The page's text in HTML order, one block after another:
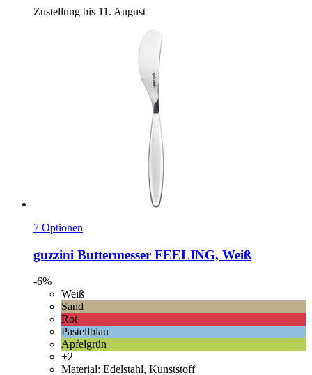
Zustellung bis 11. August
7 Optionen
guzzini Buttermesser FEELING, Weiß
-6%
Weiß
Sand
Rot
Pastellblau
Apfelgrün
+2
Material: Edelstahl, Kunststoff